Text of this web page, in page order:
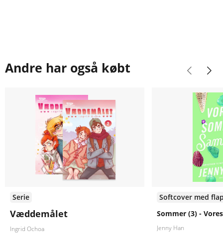
Andre har også købt
Serie
Væddemålet
Ingrid Ochoa
Softcover med
Sommer (3) -
Jenny Han